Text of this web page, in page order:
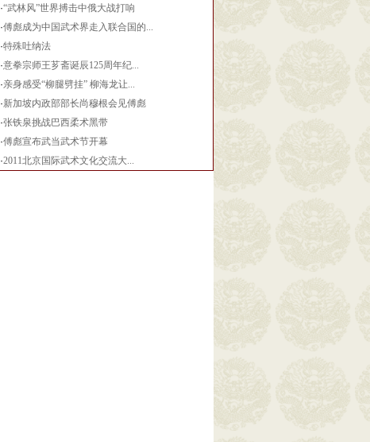
·“武林风”世界搏击中俄大战打响
·傅彪成为中国武术界走入联合国的...
·特殊吐纳法
·意拳宗师王芗斋诞辰125周年纪...
·亲身感受“柳腿劈挂” 柳海龙让...
·新加坡内政部部长尚穆根会见傅彪
·张铁泉挑战巴西柔术黑带
·傅彪宣布武当武术节开幕
·2011北京国际武术文化交流大...